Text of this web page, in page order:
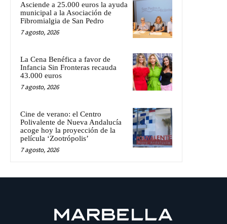
Asciende a 25.000 euros la ayuda
municipal a la Asociación de
Fibromialgia de San Pedro
7 agosto, 2026
La Cena Benéfica a favor de
Infancia Sin Fronteras recauda
43.000 euros
7 agosto, 2026
Cine de verano: el Centro
Polivalente de Nueva Andalucía
acoge hoy la proyección de la
película ‘Zootrópolis’
7 agosto, 2026